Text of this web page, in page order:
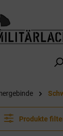
Produkte